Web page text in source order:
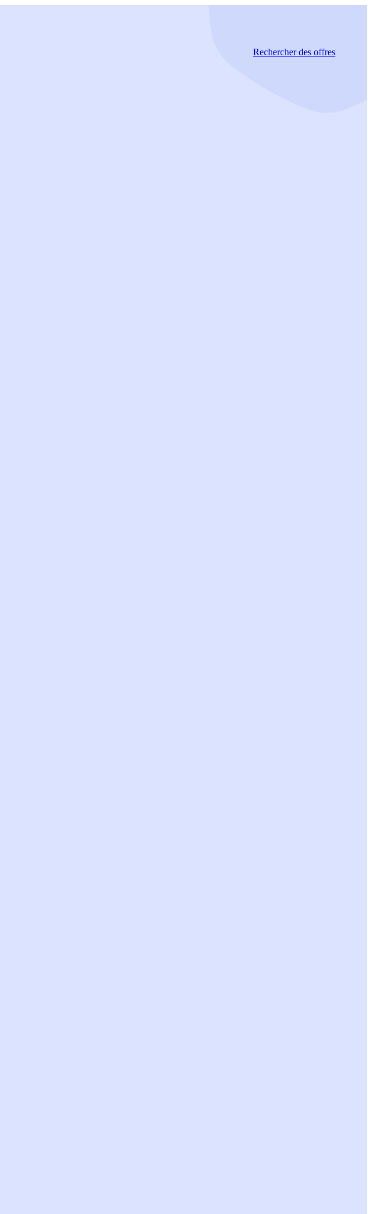
Rechercherdes offres